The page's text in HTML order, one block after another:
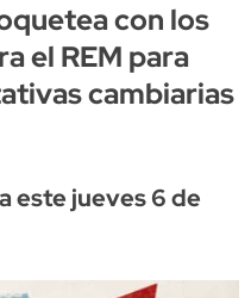
con los
el REM para
cambiarias
este jueves 6 de